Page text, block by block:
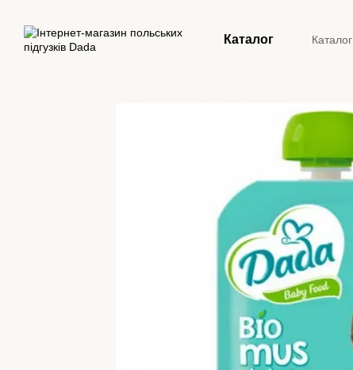
Каталог Каталог